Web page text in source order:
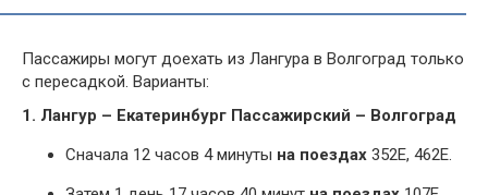
Пассажиры могут доехать из Лангура в Волгоград только
с пересадкой. Варианты:
1. Лангур – Екатеринбург Пассажирский – Волгоград
Сначала 12 часов 4 минуты на поездах 352Е, 462Е.